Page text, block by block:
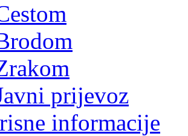
prijevoz
informacije